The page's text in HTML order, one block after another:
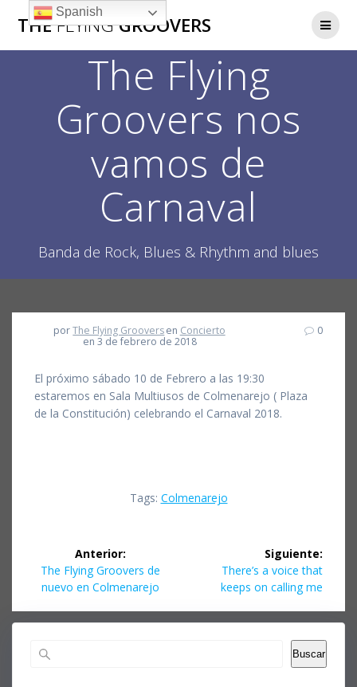
al
THEFLYINGGROOVERS
The Flying
Groovers nos
vamos de
Carnaval
Banda de Rock, Blues & Rhythm and blues
porThe Flying Grooversen Concierto
en 3 de febrero de 2018
0
El próximo sábado 10 de Febrero a las 19:30
estaremos en Sala Multiusos de Colmenarejo ( Plaza
de la Constitución) celebrando el Carnaval 2018.
Tags: Colmenarejo
Navegación
de
entradas
Anterior:
Entrada
anterior:
The Flying Groovers de
nuevo en Colmenarejo
Siguiente:
Siguiente
entrada:
There’s a voice that
keeps on calling me
Buscar
Spanish